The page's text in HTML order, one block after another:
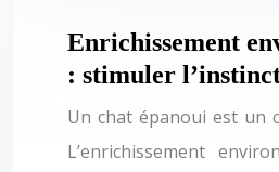
Enrichissement
: stimuler
Un chat épanoui est un
L’enrichissement